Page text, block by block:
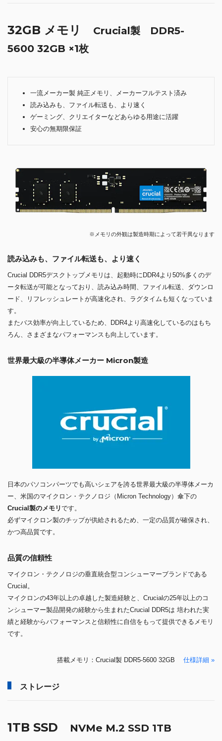
32GB メモリ
Crucial製 DDR5-
5600 32GB ×1枚
一流メーカー製 純正メモリ、メーカーフルテスト済み
読み込みも、ファイル転送も、より速く
ゲーミング、クリエイターなどあらゆる用途に活躍
安心の無期限保証
※メモリの外観は製造時期によって若干異なります
読み込みも、ファイル転送も、より速く
Crucial DDR5デスクトップメモリは、起動時にDDR4より50%多くのデ
ータ転送が可能となっており、読み込み時間、ファイル転送、ダウンロ
ード、リフレッシュレートが高速化され、ラグタイムも短くなっていま
す。
またバス効率が向上しているため、DDR4より高速化しているのはもち
ろん、さまざまなパフォーマンスも向上しています。
世界最大級の半導体メーカー Micron製造
日本のパソコンパーツでも高いシェアを誇る世界最大級の半導体メーカ
ー、米国のマイクロン・テクノロジ（Micron Technology）傘下の
Crucial製のメモリです。
必ずマイクロン製のチップが供給されるため、一定の品質が確保され、
かつ高品質です。
品質の信頼性
マイクロン・テクノロジの垂直統合型コンシューマーブランドである
Crucial。
マイクロンの43年以上の卓越した製造経験と、Crucialの25年以上のコ
ンシューマー製品開発の経験から生まれたCrucial DDR5は 培われた実
績と経験からパフォーマンスと信頼性に自信をもって提供できるメモリ
です。
搭載メモリ：Crucial製 DDR5-5600 32GB 仕様詳細 »
ストレージ
1TB SSD NVMe M.2 SSD 1TB